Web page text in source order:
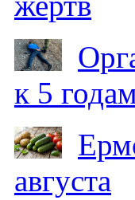
к 5
августа